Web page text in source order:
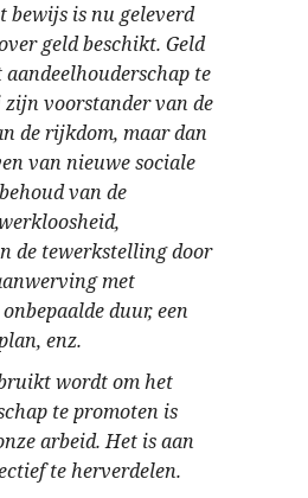
is nu geleverd
geld beschikt. Geld
aandeelhouderschap te
voorstander van de
de rijkdom, maar dan
van nieuwe sociale
van de
de tewerkstelling door
met
duur, een
enz.
wordt om het
te promoten is
arbeid. Het is aan
te herverdelen.